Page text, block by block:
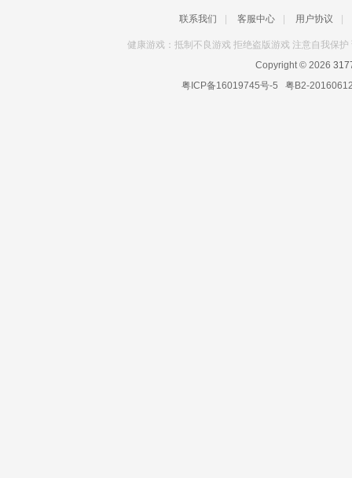
联系我们 客服中心 用户协议
健康游戏：抵制不良游戏 拒绝盗版游戏 注意自我保
Copyright © 2026
粤ICP备16019745号-5 粤B2-